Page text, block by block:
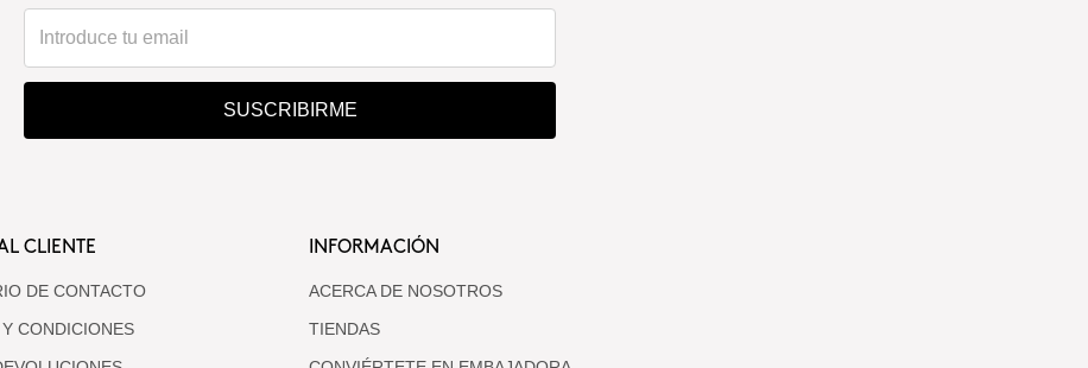
SUSCRIBIRME
CLIENTE
DE CONTACTO
CONDICIONES
INFORMACIÓN
ACERCA DE NOSOTROS
TIENDAS